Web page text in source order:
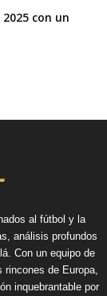
con un
al fútbol y la
análisis profundos
Con un equipo de
de Europa,
inquebrantable por